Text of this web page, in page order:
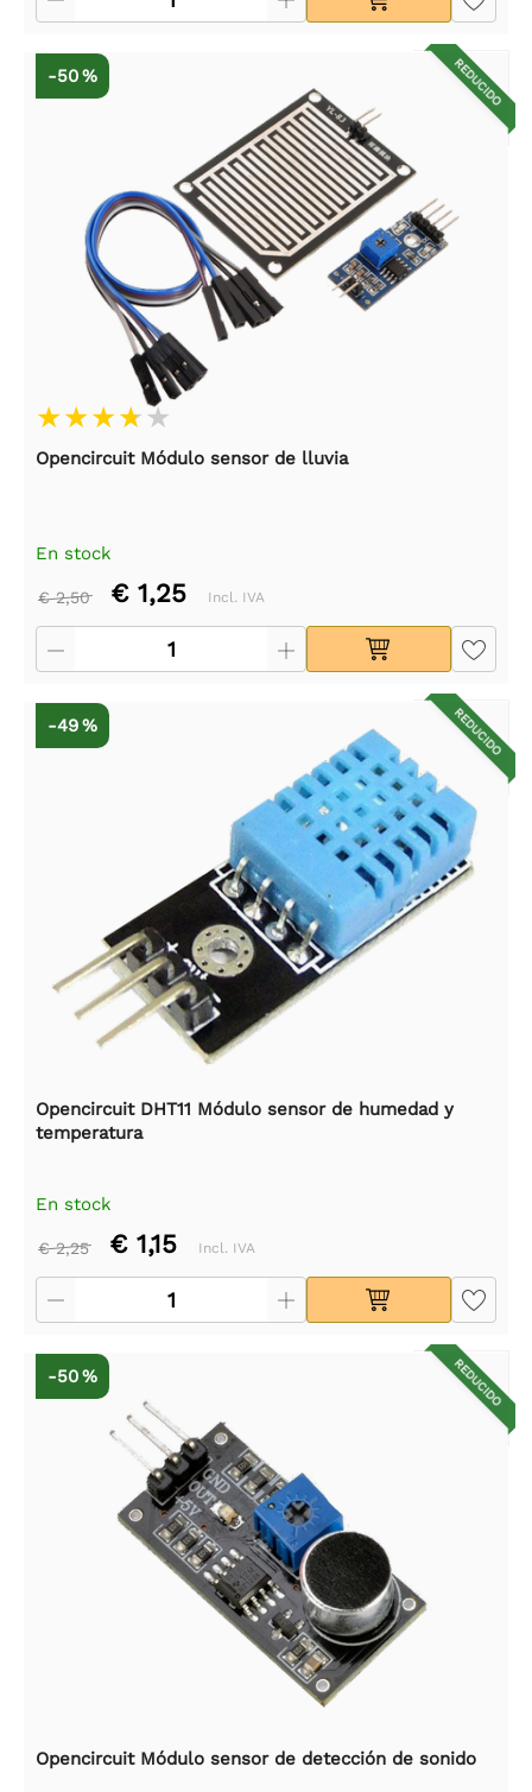
REDUCIDO
-50 %
Opencircuit Módulo sensor de lluvia
En stock
€ 2,50 € 1,25 Incl. IVA
REDUCIDO
-49 %
Opencircuit DHT11 Módulo sensor de humedad y
temperatura
En stock
€ 2,25 € 1,15 Incl. IVA
REDUCIDO
-50 %
Opencircuit Módulo sensor de detección de sonido